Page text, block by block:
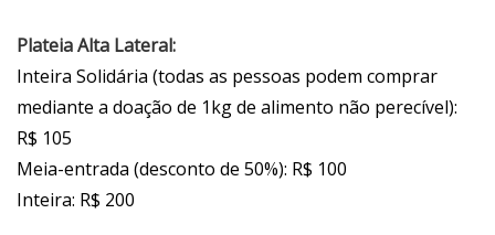
Plateia Alta Lateral:
Inteira Solidária (todas as pessoas podem comprar
mediante a doação de 1kg de alimento não perecível):
R$ 105
Meia-entrada (desconto de 50%): R$ 100
Inteira: R$ 200